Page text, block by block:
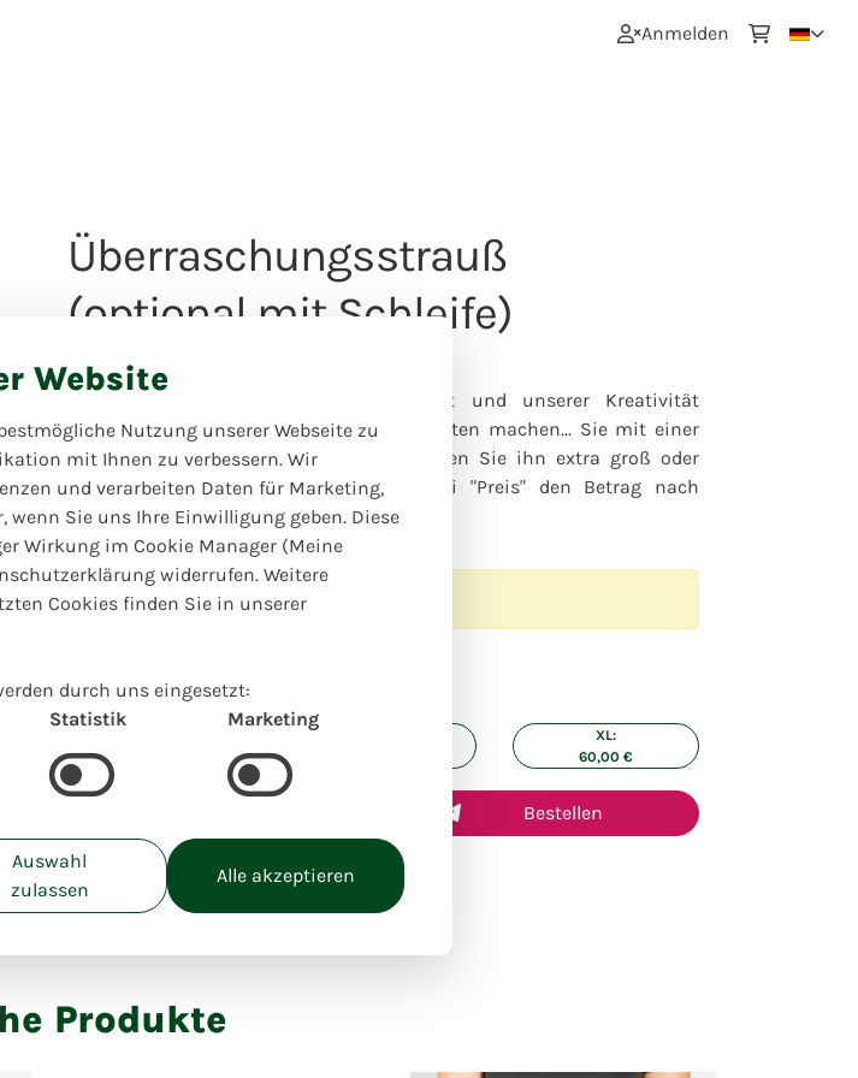
Anmelden
Überraschungsstrauß
(optional mit Schleife)
Ganzjähriges Produkt
Lassen Sie sich von unserem Angebot und unserer Kreativität
überraschen! Das ist es, was wir am liebsten machen... Sie mit einer
großartigen Kreation überraschen. Möchten Sie ihn extra groß oder
extra exzentrisch? Dann können Sie bei "Preis" den Betrag nach
Wunsch anpassen.
Bitte bestellen Sie ein Tag zuvor
Preise inkl. MwSt. zzgl. Lieferkosten
XL:
60,00 €
Bestellen
Produkte
Website
Nutzung unserer Webseite zu
mit Ihnen zu verbessern. Wir
und verarbeiten Daten für Marketing,
Sie uns Ihre Einwilligung geben. Diese
Wirkung im Cookie Manager (Meine
widerrufen. Weitere
Cookies finden Sie in unserer
durch uns eingesetzt:
Statistik Marketing
Auswahl
zulassen
Alle akzeptieren